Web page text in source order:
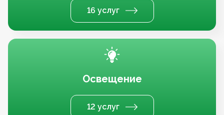
16 услуг
Освещение
12 услуг